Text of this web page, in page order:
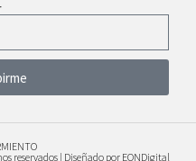
reservados | Diseñado por EONDigital